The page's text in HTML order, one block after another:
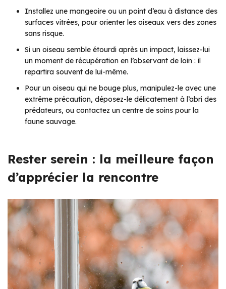
Installez une mangeoire ou un point d’eau à distance des
surfaces vitrées, pour orienter les oiseaux vers des zones
sans risque.
Si un oiseau semble étourdi après un impact, laissez-lui
un moment de récupération en l’observant de loin : il
repartira souvent de lui-même.
Pour un oiseau qui ne bouge plus, manipulez-le avec une
extrême précaution, déposez-le délicatement à l’abri des
prédateurs, ou contactez un centre de soins pour la
faune sauvage.
Rester serein : la meilleure façon
d’apprécier la rencontre